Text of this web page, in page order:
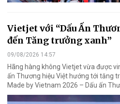
Vietjet với “Dấu Ấn
đến Tăng trưởng xanh”
09/08/2026 14:57
Hãng hàng không Vietjet vừa được
ấn Thương hiệu Việt hướng tới tăng
Made by Vietnam 2026 – Dấu ấn